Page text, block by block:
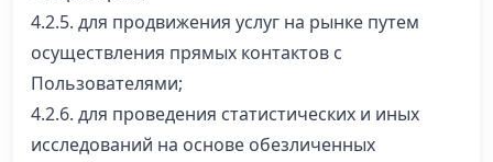
4.2.5. для продвижения услуг на рынке путем
осуществления прямых контактов с
Пользователями;
4.2.6. для проведения статистических и иных
исследований на основе обезличенных